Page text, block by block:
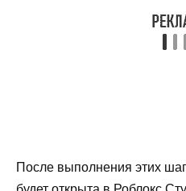
После выполнения этих